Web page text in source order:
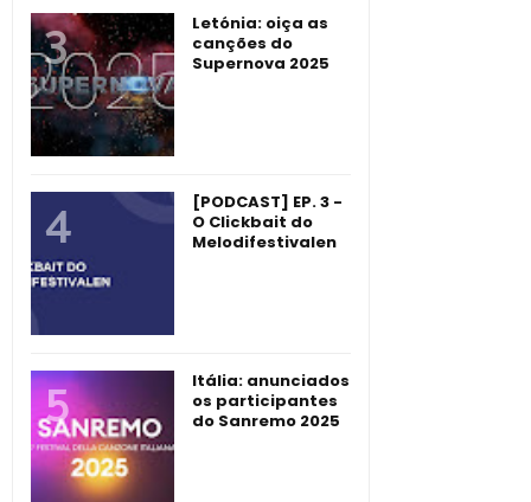
Letónia: oiça as
canções do
Supernova 2025
[PODCAST] EP. 3 -
O Clickbait do
Melodifestivalen
Itália: anunciados
os participantes
do Sanremo 2025